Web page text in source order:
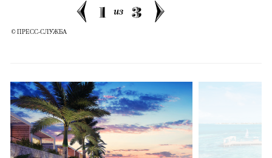
1 из 3
© ПРЕСС-СЛУЖБА